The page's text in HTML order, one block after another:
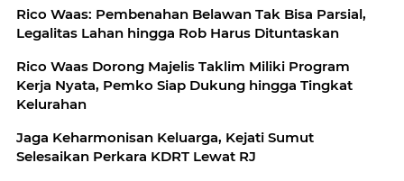
Rico Waas: Pembenahan Belawan Tak Bisa Parsial,
Legalitas Lahan hingga Rob Harus Dituntaskan
Rico Waas Dorong Majelis Taklim Miliki Program
Kerja Nyata, Pemko Siap Dukung hingga Tingkat
Kelurahan
Jaga Keharmonisan Keluarga, Kejati Sumut
Selesaikan Perkara KDRT Lewat RJ